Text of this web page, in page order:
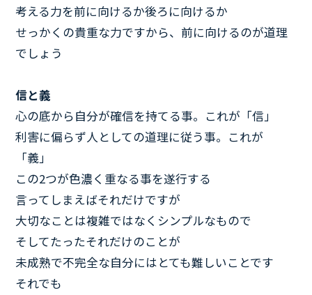
考える力を前に向けるか後ろに向けるか
せっかくの貴重な力ですから、前に向けるのが道理
でしょう
信と義
心の底から自分が確信を持てる事。これが「信」
利害に偏らず人としての道理に従う事。これが
「義」
この2つが色濃く重なる事を遂行する
言ってしまえばそれだけですが
大切なことは複雑ではなくシンプルなもので
そしてたったそれだけのことが
未成熟で不完全な自分にはとても難しいことです
それでも